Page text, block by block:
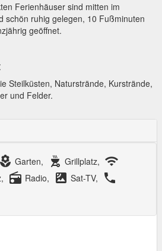
Ferienhäuser sind mitten im
schön ruhig gelegen, 10 Fußminuten
geöffnet.
Steilküsten, Naturstrände, Kurstrände,
und Felder.
local_florist Garten, outdoor_grill Grillplatz, wifi
radio Radio, satellite Sat-TV, local_phone